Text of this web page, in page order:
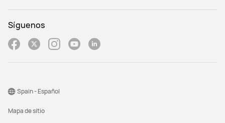
Síguenos
Mapa de sitio
Spain - Español